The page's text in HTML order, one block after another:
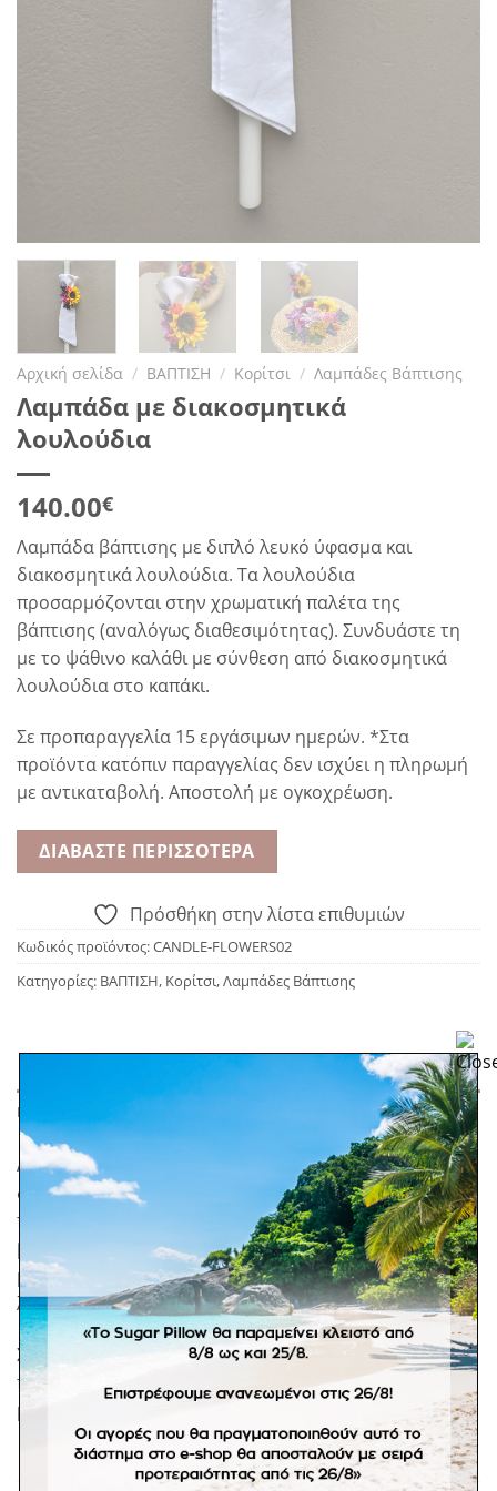
Αρχική σελίδα / ΒΑΠΤΙΣΗ / Κορίτσι / Λαμπάδες Βάπτισης
Λαμπάδα με διακοσμητικά
λουλούδια
140.00€
Λαμπάδα βάπτισης με διπλό λευκό ύφασμα και
διακοσμητικά λουλούδια. Τα λουλούδια
προσαρμόζονται στην χρωματική παλέτα της
βάπτισης (αναλόγως διαθεσιμότητας). Συνδυάστε τη
με το ψάθινο καλάθι με σύνθεση από διακοσμητικά
λουλούδια στο καπάκι.
Σε προπαραγγελία 15 εργάσιμων ημερών. *Στα
προϊόντα κατόπιν παραγγελίας δεν ισχύει η πληρωμή
με αντικαταβολή. Αποστολή με ογκοχρέωση.
ΔΙΑΒΆΣΤΕ ΠΕΡΙΣΣΌΤΕΡΑ
Πρόσθήκη στην λίστα επιθυμιών
Κωδικός προϊόντος:CANDLE-FLOWERS02
Κατηγορίες: ΒΑΠΤΙΣΗ, Κορίτσι,Λαμπάδες Βάπτισης
ΠΕΡΙΓΡΑΦΉ
Λαμπάδα βάπτισης με διπλό λευκό ύφασμα και
διακοσμητικά λουλούδια. Τα λουλούδια
προσαρμόζονται στην χρωματική παλέτα της
βάπτισης (αναλόγως διαθεσιμότητας). Συνδυάστε τη
με το ψάθινο καλάθι με σύνθεση από διακοσμητικά
λουλούδια στο καπάκι.
Σε προπαραγγελία 15 εργάσιμων ημερών. *Στα
προϊόντα κατόπιν παραγγελίας δεν ισχύει η πληρωμή
με αντικαταβολή. Αποστολή με ογκοχρέωση.